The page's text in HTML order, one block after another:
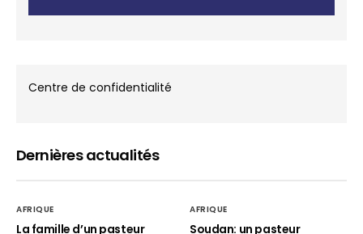
Centre de confidentialité
Dernières actualités
AFRIQUE
La famille d’un pasteur
AFRIQUE
Soudan: un pasteur